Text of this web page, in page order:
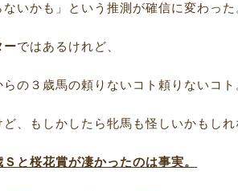
ないかも」という推測が確信に変わった
ーではあるけれど、
の３歳馬の頼りないコト頼りないコト
、もしかしたら牝馬も怪しいかもし
と桜花賞が凄かったのは事実。